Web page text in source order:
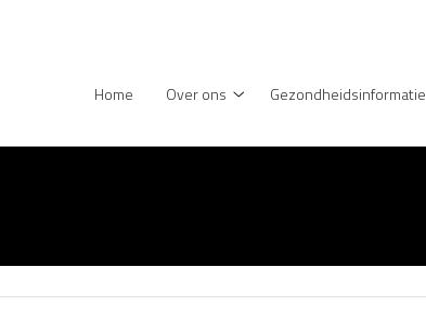
Home
Over ons
Gezondheidsinformatie